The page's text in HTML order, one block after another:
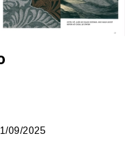
09/2025